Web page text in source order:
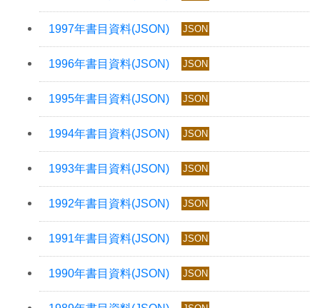
JSON
JSON
JSON
JSON
JSON
JSON
JSON
JSON